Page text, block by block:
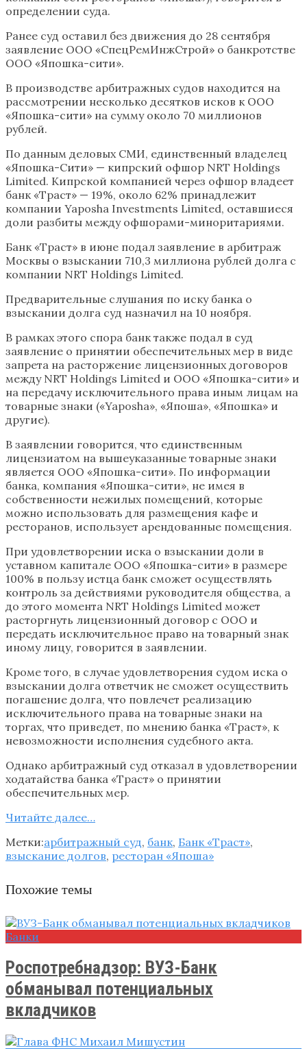
определении суда.
Ранее суд оставил без движения до 28 сентября
заявление ООО «СпецРемИнжСтрой» о банкротстве
ООО «Япошка-сити».
В производстве арбитражных судов находится на
рассмотрении несколько десятков исков к ООО
«Япошка-сити» на сумму около 70 миллионов
рублей.
По данным деловых СМИ, единственный владелец
«Япошка-Сити» — кипрский офшор NRT Holdings
Limited. Кипрской компанией через офшор владеет
банк «Траст» — 19%, около 62% принадлежит
компании Yaposha Investments Limited, оставшиеся
доли разбиты между офшорами-миноритариями.
Банк «Траст» в июне подал заявление в арбитраж
Москвы о взыскании 710,3 миллиона рублей долга с
компании NRT Holdings Limited.
Предварительные слушания по иску банка о
взыскании долга суд назначил на 10 ноября.
В рамках этого спора банк также подал в суд
заявление о принятии обеспечительных мер в виде
запрета на расторжение лицензионных договоров
между NRT Holdings Limited и ООО «Япошка-сити» и
на передачу исключительного права иным лицам на
товарные знаки («Yaposha», «Япоша», «Япошка» и
другие).
В заявлении говорится, что единственным
лицензиатом на вышеуказанные товарные знаки
является ООО «Япошка-сити». По информации
банка, компания «Япошка-сити», не имея в
собственности нежилых помещений, которые
можно использовать для размещения кафе и
ресторанов, использует арендованные помещения.
При удовлетворении иска о взыскании доли в
уставном капитале ООО «Япошка-сити» в размере
100% в пользу истца банк сможет осуществлять
контроль за действиями руководителя общества, а
до этого момента NRT Holdings Limited может
расторгнуть лицензионный договор с ООО и
передать исключительное право на товарный знак
иному лицу, говорится в заявлении.
Кроме того, в случае удовлетворения судом иска о
взыскании долга ответчик не сможет осуществить
погашение долга, что повлечет реализацию
исключительного права на товарные знаки на
торгах, что приведет, по мнению банка «Траст», к
невозможности исполнения судебного акта.
Однако арбитражный суд отказал в удовлетворении
ходатайства банка «Траст» о принятии
обеспечительных мер.
Читайте далее…
Метки:арбитражный суд, банк, Банк «Траст»,
взыскание долгов, ресторан «Япоша»
Похожие темы
Банки
Роспотребнадзор: ВУЗ-Банк
обманывал потенциальных
вкладчиков